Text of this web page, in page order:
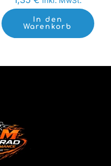
In den
Warenkorb